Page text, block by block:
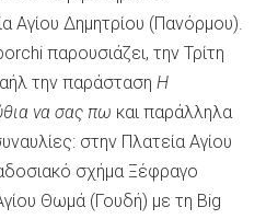
Αγίου Δημητρίου (Πανόρμου).
παρουσιάζει, την Τρίτη
την παράσταση Η
να σας πω και παράλληλα
στην Πλατεία Αγίου
σχήμα Ξέφραγο
Θωμά (Γουδή) με τη Big